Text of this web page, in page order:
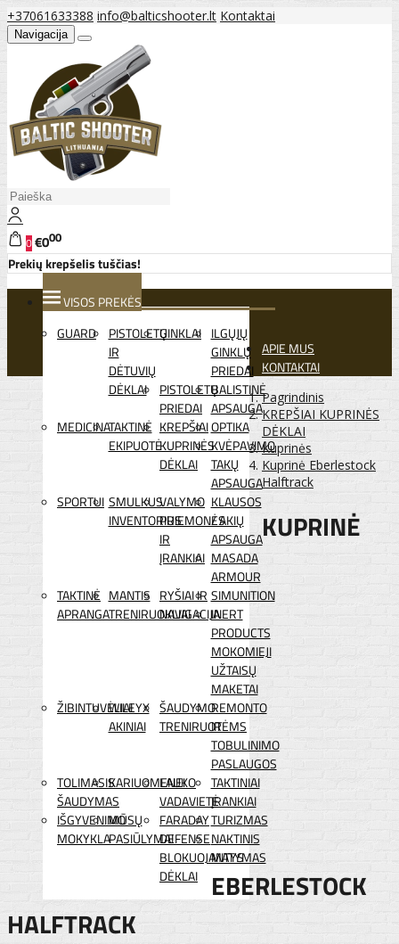
+37061633388 info@balticshooter.lt Kontaktai
Navigacija
0€000
Prekių krepšelis tuščias!
VISOS PREKĖS
GUARD
PISTOLETŲ
IR
DĖTUVIŲ
DĖKLAI
GINKLAI ILGŲJŲ
GINKLŲ
PRIEDAI
PISTOLETŲ
PRIEDAI
BALISTINĖ
APSAUGA
MEDICINATAKTINĖ
EKIPUOTĖ
KREPŠIAI
KUPRINĖS
DĖKLAI
OPTIKA
KVĖPAVIMO
TAKŲ
APSAUGA
SPORTUI SMULKUS
INVENTORIUS
VALYMO
PRIEMONĖS
IR
ĮRANKIAI
KLAUSOS
/ AKIŲ
APSAUGA
MASADA
ARMOUR
TAKTINĖ
APRANGA
MANTIS
TRENIRUOKLIAI
RYŠIAI IR
NAVIGACIJA
SIMUNITION
INERT
PRODUCTS
MOKOMIEJI
UŽTAISŲ
MAKETAI
ŽIBINTUVĖLIAI
WILEYX
AKINIAI
ŠAUDYMO
TRENIRUOTĖMS
REMONTO
IR
TOBULINIMO
PASLAUGOS
TOLIMASIS
ŠAUDYMAS
KARIUOMENEI
LAUKO
VADAVIETĖ
TAKTINIAI
ĮRANKIAI
IŠGYVENIMO
MOKYKLA
MŪSŲ
PASIŪLYMAI
FARADAY
DEFENSE
BLOKUOJANTYS
DĖKLAI
TURIZMAS
NAKTINIS
MATYMAS
APIE MUS
KONTAKTAI
Pagrindinis
KREPŠIAI KUPRINĖS
DĖKLAI
Kuprinės
Kuprinė Eberlestock
Halftrack
KUPRINĖ
EBERLESTOCK
HALFTRACK